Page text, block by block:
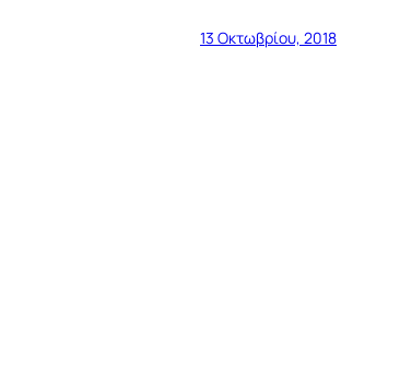
13 Οκτωβρίου, 2018